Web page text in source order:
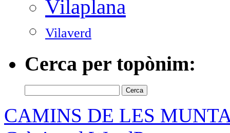
Vilaplana
Vilaverd
Cerca per topònim:
CAMINS DE LES